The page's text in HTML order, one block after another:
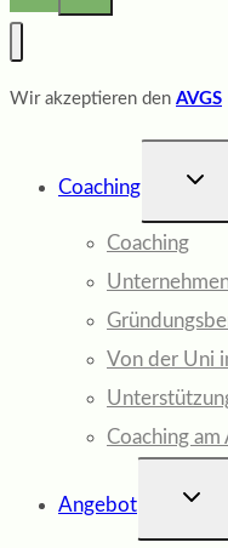
Wir akzeptieren den AVGS
Coaching
Coaching
Von der Uni
Coaching
Angebot